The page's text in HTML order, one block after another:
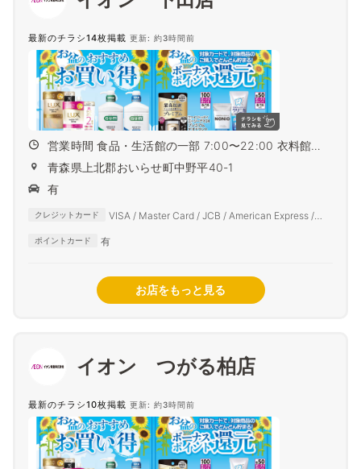
最新のチラシ14枚掲載 更新: 約3時間前
営業時間 食品・生活館の一部 7:00〜22:00 衣料館
9:...
青森県上北郡おいらせ町中野平40-1
有
クレジットカード
VISA / Master Card / JCB / American Express /
ポイントカード 有
お店をもっと見る
イオン つがる柏店
最新のチラシ10枚掲載 更新: 約3時間前